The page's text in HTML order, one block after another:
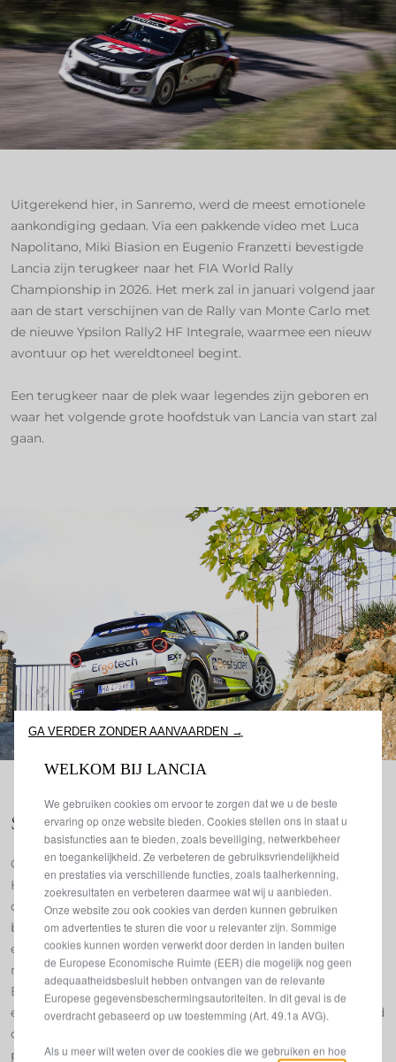
Uitgerekend hier, in Sanremo, werd de meest emotionele
aankondiging gedaan. Via een pakkende video met Luca
Napolitano, Miki Biasion en Eugenio Franzetti bevestigde
Lancia zijn terugkeer naar het FIA World Rally
Championship in 2026. Het merk zal in januari volgend jaar
aan de start verschijnen van de Rally van Monte Carlo met
de nieuwe Ypsilon Rally2 HF Integrale, waarmee een nieuw
avontuur op het wereldtoneel begint.
Een terugkeer naar de plek waar legendes zijn geboren en
waar het volgende grote hoofdstuk van Lancia van start zal
gaan.
Snel, betrouwbaar en spannend
Op de bochtige etappes in Ligurië bewees de Ypsilon Rally4
HF opnieuw zijn waarde: snel, betrouwbaar en sensationeel
om naar te kijken. Davide Pesavento en Alessandro Michelet
behaalden een overtuigende overwinning, met zes
etappezeges en de felbegeerde Miki Stage-trofee, terwijl de
nieuw gekroonde kampioenen Gianandrea Pisani en Nicola
Biagi hun dominantie bevestigden met een tweede plaats
en de titel in de Master-klasse. De top drie werd vervolledigd
door Edoardo De Antoni en Martina Musiari, waarmee het
podium een perfecte weerspiegeling was van het talent dat
GA VERDER ZONDER AANVAARDEN →
WELKOM BIJ LANCIA
We gebruiken cookies om ervoor te zorgen dat we u de beste
ervaring op onze website bieden. Cookies stellen ons in staat u
basisfuncties aan te bieden, zoals beveiliging, netwerkbeheer
en toegankelijkheid. Ze verbeteren de gebruiksvriendelijkheid
en prestaties via verschillende functies, zoals taalherkenning,
zoekresultaten en verbeteren daarmee wat wij u aanbieden.
Onze website zou ook cookies van derden kunnen gebruiken
om advertenties te sturen die voor u relevanter zijn. Sommige
cookies kunnen worden verwerkt door derden in landen buiten
de Europese Economische Ruimte (EER) die mogelijk nog geen
adequaatheidsbesluit hebben ontvangen van de relevante
Europese gegevensbeschermingsautoriteiten. In dit geval is de
overdracht gebaseerd op uw toestemming (Art. 49.1a AVG).
Als u meer wilt weten over de cookies die we gebruiken en hoe